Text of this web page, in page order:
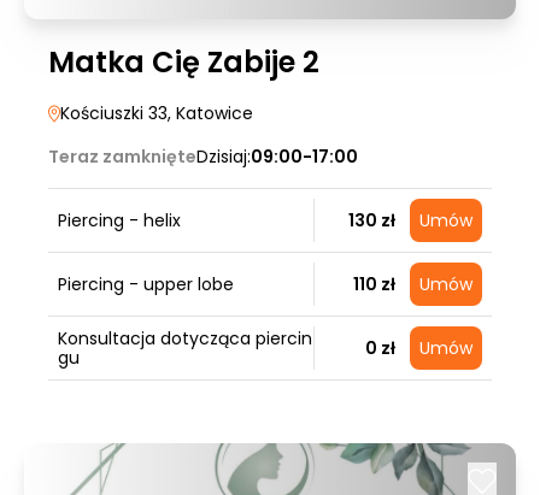
Matka Cię Zabije 2
Kościuszki 33, Katowice
Teraz zamknięteDzisiaj:09:00-17:00
Piercing - helix 130 zł Umów
Piercing - upper lobe 110 zł Umów
Konsultacja dotycząca piercin
gu
0 zł Umów